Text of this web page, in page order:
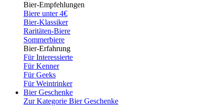
Bier-Empfehlungen
Biere unter 4€
Bier-Klassiker
Raritäten-Biere
Sommerbiere
Bier-Erfahrung
Für Interessierte
Für Kenner
Für Geeks
Für Weintrinker
Bier Geschenke
Zur Kategorie Bier Geschenke